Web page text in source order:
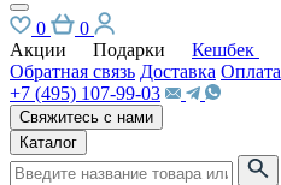
0
0
Акции
Подарки
Кешбек
Обратная связь Доставка Оплата
+7 (495) 107-99-03
Свяжитесь с нами
Каталог